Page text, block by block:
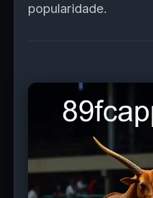
popularidade.